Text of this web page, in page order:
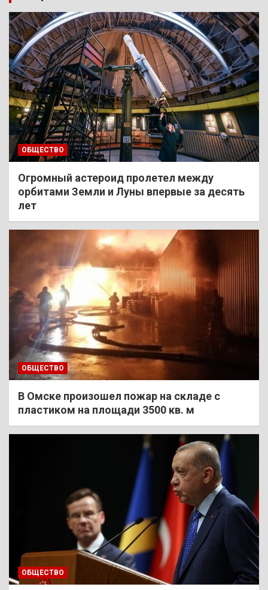
ОБЩЕСТВО
Огромный астероид пролетел между
орбитами Земли и Луны впервые за десять
лет
ОБЩЕСТВО
В Омске произошел пожар на складе с
пластиком на площади 3500 кв. м
ОБЩЕСТВО